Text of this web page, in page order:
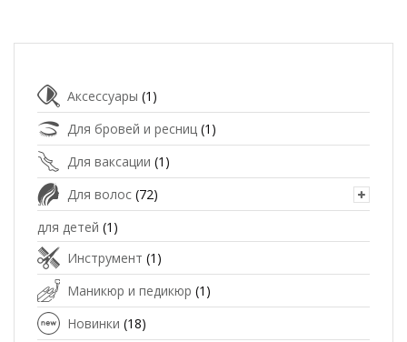
Аксессуары (1)
Для бровей и ресниц (1)
Для ваксации (1)
Для волос (72)
для детей (1)
Инструмент (1)
Маникюр и педикюр (1)
Новинки (18)